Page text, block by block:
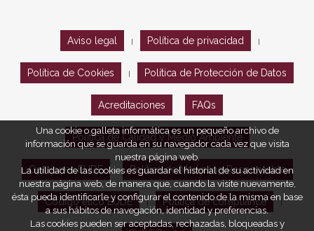
Aviso legal Política de privacidad
Política de Cookies Política de Protección de Datos
Acreditaciones FAQs
Política de Calidad y Medio Ambiente
Opiniones EUDE Política de Marketing Responsable
Código ético EUDE Política de compliance
Una cookie o galleta informática es un pequeño archivo de
información que se guarda en su navegador cada vez que visita
nuestra página web.
La utilidad de las cookies es guardar el historial de su actividad en
nuestra página web, de manera que, cuando la visite nuevamente,
ésta pueda identificarle y configurar el contenido de la misma en base
a sus hábitos de navegación, identidad y preferencias.
Las cookies pueden ser aceptadas, rechazadas, bloqueadas y